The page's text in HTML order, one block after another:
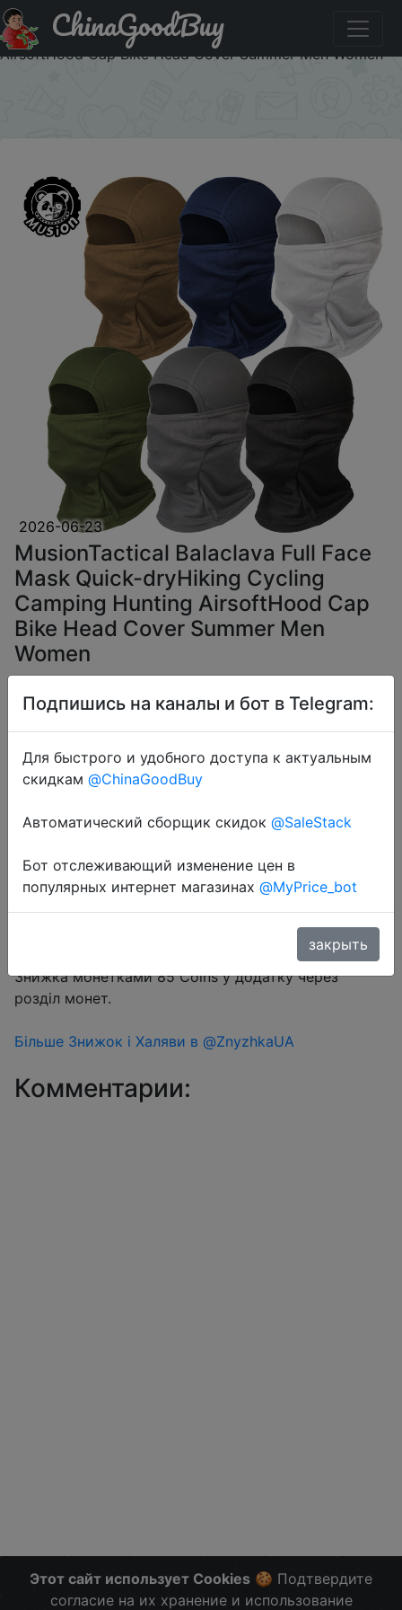
Купить по распродаже : MusionTactical Balaclava Full
Face Mask Quick-dryHiking Cycling Camping Hunting
AirsoftHood Cap Bike Head Cover Summer Men Women
ChinaGoodBuy
2026-06-23
MusionTactical Balaclava Full Face
Mask Quick-dryHiking Cycling
Camping Hunting AirsoftHood Cap
Bike Head Cover Summer Men
Women
$1.84
Coins
Перейти в магазин
Знижка монетками 85 Coins у додатку через
розділ монет.
Більше Знижок і Халяви в @ZnyzhkaUA
Комментарии:
Этот сайт использует Cookies 🍪 Подтвердите
согласие на их хранение и использование
Подпишись на каналы и бот в Telegram:
Для быстрого и удобного доступа к актуальным
скидкам @ChinaGoodBuy
Автоматический сборщик скидок @SaleStack
Бот отслеживающий изменение цен в
популярных интернет магазинах @MyPrice_bot
закрыть